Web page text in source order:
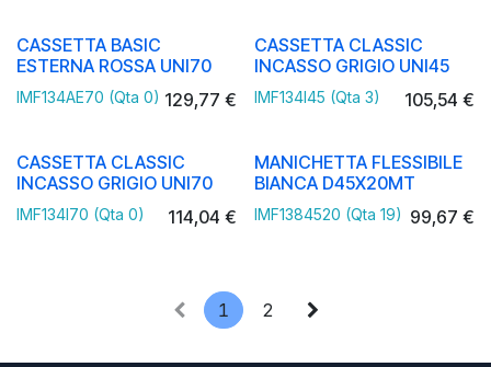
CASSETTA BASIC
ESTERNA ROSSA UNI70
IMF134AE70 (Qta 0) 129,77 €
CASSETTA CLASSIC
INCASSO GRIGIO UNI45
IMF134I45 (Qta 3) 105,54 €
CASSETTA CLASSIC
INCASSO GRIGIO UNI70
IMF134I70 (Qta 0) 114,04 €
MANICHETTA FLESSIBILE
BIANCA D45X20MT
IMF1384520 (Qta 19) 99,67 €
1 2